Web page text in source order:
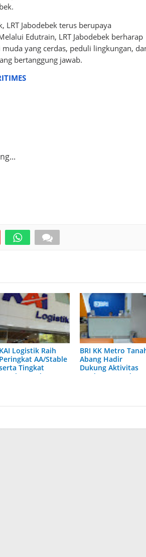
LRT Jabodebek terus berupaya
Edutrain, LRT Jabodebek berharap
yang cerdas, peduli lingkungan,
bertanggung jawab.
KAI Logistik Raih
Peringkat AA/Stable
Tingkat
Kesehatan dan
BRI KK Metro
Abang Hadir
Dukung Aktivitas
Perdagangan dan